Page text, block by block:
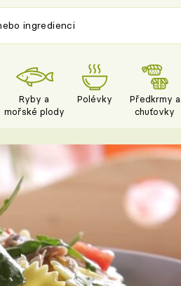
Ryby a
mořské plody
Polévky
Předkrmy a
chuťovky